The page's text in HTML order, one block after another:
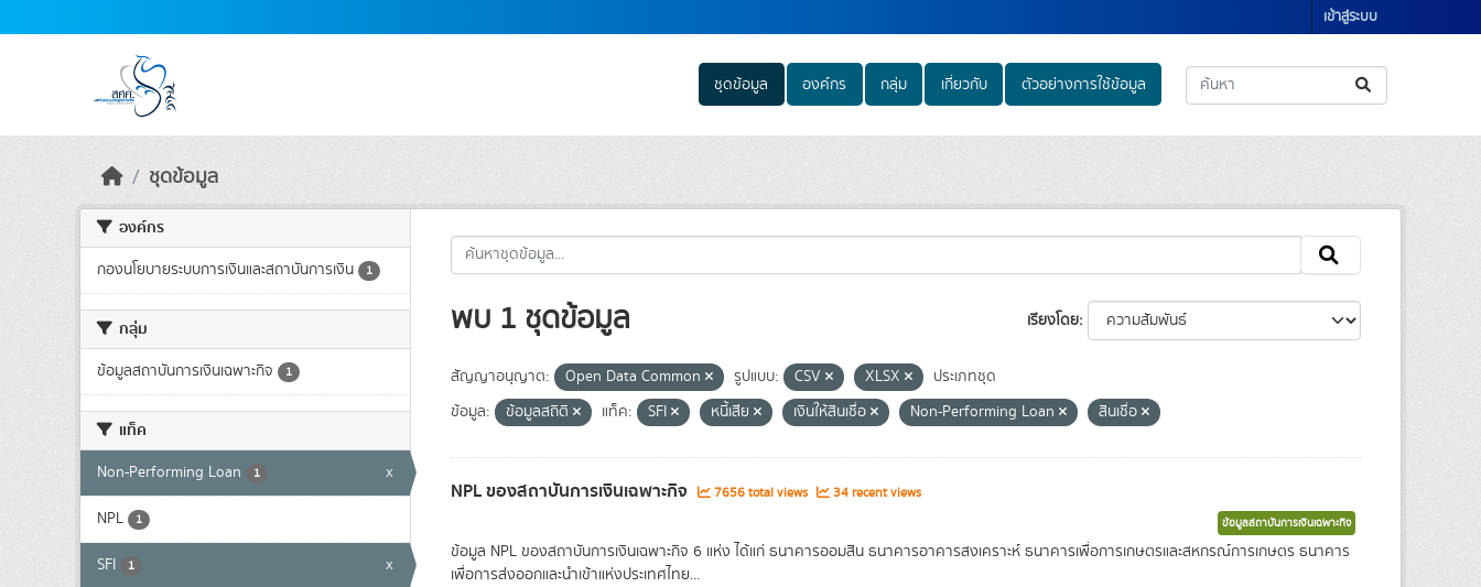
เข้าสู่ระบบ
ชุดข้อมูล องค์กร กลุ่ม เกี่ยวกับ ตัวอย่างการใช้ข้อมูล
ชุดข้อมูล
องค์กร
กองนโยบายระบบการเงินและสถาบันการเงิน 1
กลุ่ม
ข้อมูลสถาบันการเงินเฉพาะกิจ 1
แท็ค
Non-Performing Loan 1 x
NPL 1
SFI 1 x
เรียงโดย
พบ 1 ชุดข้อมูล
สัญญาอนุญาต: Open Data Common รูปแบบ: CSV XLSX
ประเภทชุด
ข้อมูล:
ข้อมูลสถิติ แท็ค: SFI หนี้เสีย เงินให้สินเชื่อ Non-Performing Loan สินเชื่อ
NPL ของสถาบันการเงินเฉพาะกิจ 7656 total views 34 recent views
ข้อมูลสถาบันการเงินเฉพาะกิจ
ข้อมูล NPL ของสถาบันการเงินเฉพาะกิจ 6 แห่ง ได้แก่ ธนาคารออมสิน ธนาคารอาคารสงเคราะห์ ธนาคารเพื่อการเกษตรและสหกรณ์การเกษตร ธนาคาร
เพื่อการส่งออกและนำเข้าแห่งประเทศไทย...